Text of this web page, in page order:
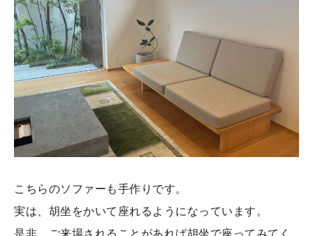
こちらのソファーも手作りです。
実は、胡坐をかいて座れるようになっています。
是非、ご来場されることがあれば胡坐で座ってみてく